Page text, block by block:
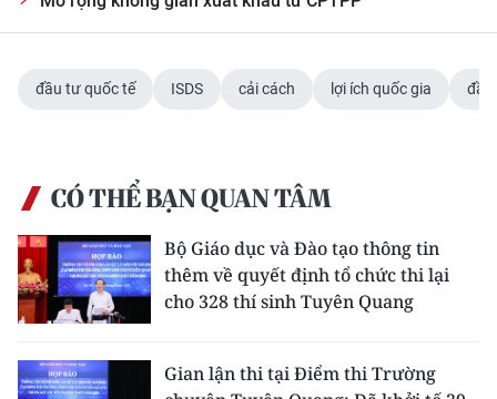
đầu tư quốc tế ISDS cải cách lợi ích quốc gia
CÓ THỂ BẠN QUAN TÂM
Bộ Giáo dục và Đào tạo thông tin
thêm về quyết định tổ chức thi lại
cho 328 thí sinh Tuyên Quang
Gian lận thi tại Điểm thi Trường